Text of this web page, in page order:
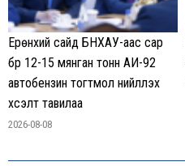
Ерөнхий сайд БНХАУ-аас сар
бүр 12-15 мянган тонн АИ-92
автобензин тогтмол нийлүүлэх
хүсэлт тавилаа
2026-08-08